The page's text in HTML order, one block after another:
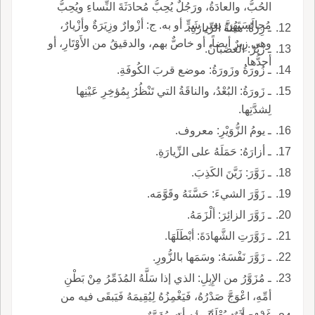
الحُبُّ، والعادَةُ، ورَجُلٌ يُحِبُّ مُحادَثَةَ النِّساءِ ويُحِبُّ
مُجالَسَتَهُنَّ بغيرِ شَرٍّ أو به. ج: أزْوارٌ وزِيَرَةٌ وأزْيارٌ،
وهي زِيرٌ أيضاً، أو خاصٌّ بهم، والدقيقُ من الأَوْتَارِ، أو
أحدُّها.
ـ زِرَةُ: هيئةُ الزِّيارَةِ.
ـ زَيِّرُ: الغضبانُ.
ـ زُورَةُ وزَورَةُ: موضع قربَ الكُوفَةِ.
ـ زَورَةُ: البُعْدُ، والناقَةُ التي تَنْظُرُ بِمُؤخِرِ عَيْنِها
لِشدَّتِها.
ـ يومُ الزُّوَيْرِ: معروف.
ـ أزارَهُ: حَمَلَهُ على الزِّيارَةِ.
ـ زَوَّرَ: زَيَّنَ الكَذِبَ.
ـ زَوَّرَ الشيءَ: حَسَّنَهُ وقَوَّمَه.
ـ زَوَّرَ الزائِرَ: ألْزَمَهُ.
ـ زَوَّرَتِ الشَّهادَةَ: أبْطَلَهَا.
ـ زَوَّرَ نَفْسَهُ: وسَمَها بالزُّورِ.
ـ مُزَوَّرُ من الإِبِلِ: الذي إذا سَلَّهُ المُذَمِّرُ مِنْ بَطْنِ
أمِّهِ، اعْوَجَّ صَدْرُهُ، فَيَغْمِزُهُ لِيُقِيمَهُ فَيَبقَى فيه من